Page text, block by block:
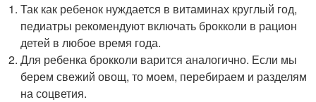
Так как ребенок нуждается в витаминах круглый год,
педиатры рекомендуют включать брокколи в рацион
детей в любое время года.
Для ребенка брокколи варится аналогично. Если мы
берем свежий овощ, то моем, перебираем и разделям
на соцветия.